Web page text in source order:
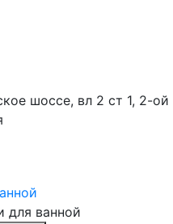
шоссе, вл 2 ст 1, 2-ой
для ванной